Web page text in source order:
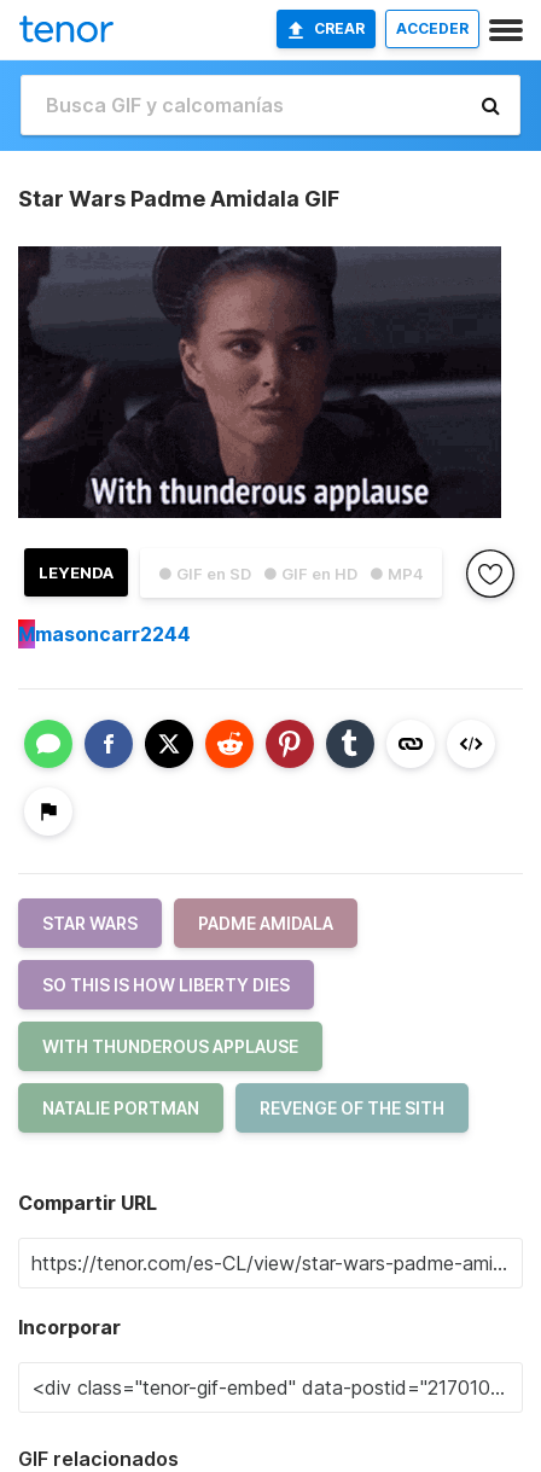
CREAR ACCEDER
Star Wars Padme Amidala GIF
● GIF en SD ● GIF en HD ● MP4
LEYENDA
Mmasoncarr2244
STAR WARS PADME AMIDALA
SO THIS IS HOW LIBERTY DIES
WITH THUNDEROUS APPLAUSE
NATALIE PORTMAN REVENGE OF THE SITH
Compartir URL
Incorporar
GIF relacionados